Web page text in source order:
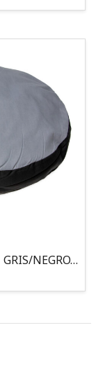
COJIN, OVAL DOC BED 90 X 66 X 10CM GRIS/NEGRO, 95°